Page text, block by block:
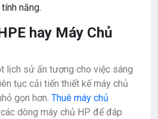
năng.
hay Máy Chủ
lịch sử ấn tượng cho việc sáng
tục cải tiến thiết kế máy chủ
gọn hơn. Thuê máy chủ
dòng máy chủ HP để đáp